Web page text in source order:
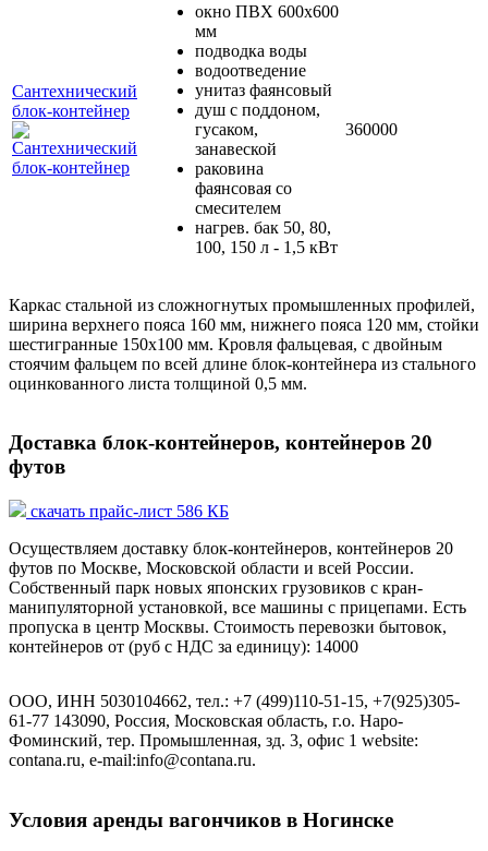
Сантехнический
блок-контейнер
окно ПВХ 600х600
мм
подводка воды
водоотведение
унитаз фаянсовый
душ с поддоном,
гусаком,
занавеской
раковина
фаянсовая со
смесителем
нагрев. бак 50, 80,
100, 150 л - 1,5 кВт
360000
Каркас стальной из сложногнутых промышленных профилей,
ширина верхнего пояса 160 мм, нижнего пояса 120 мм, стойки
шестигранные 150х100 мм. Кровля фальцевая, с двойным
стоячим фальцем по всей длине блок-контейнера из стального
оцинкованного листа толщиной 0,5 мм.
Доставка блок-контейнеров, контейнеров 20
футов
скачать прайс-лист 586 КБ
Осуществляем доставку блок-контейнеров, контейнеров 20
футов по Москве, Московской области и всей России.
Собственный парк новых японских грузовиков с кран-
манипуляторной установкой, все машины с прицепами. Есть
пропуска в центр Москвы. Стоимость перевозки бытовок,
контейнеров от (руб с НДС за единицу): 14000
ООО, ИНН 5030104662, тел.: +7 (499)110-51-15, +7(925)305-
61-77 143090, Россия, Московская область, г.о. Наро-
Фоминский, тер. Промышленная, зд. 3, офис 1 website:
contana.ru, e-mail:info@contana.ru.
Условия аренды вагончиков в Ногинске